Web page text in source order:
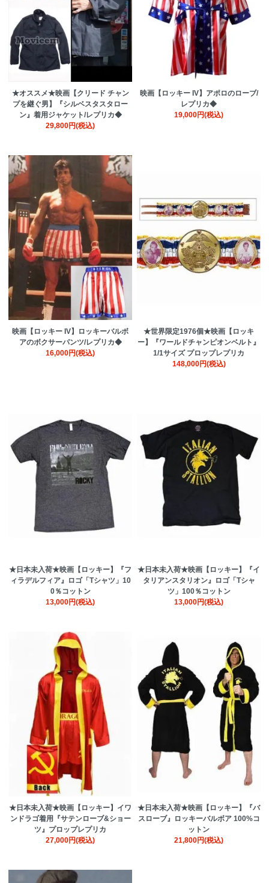
★オススメ★映画【クリード チャン
プを継ぐ男】『シルベスタスタロー
ン』着用ジャケット/レプリカ◆
29,800円(税込)
映画【ロッキー IV】アポロのローブ/
レプリカ◆
19,000円(税込)
映画【ロッキー IV】ロッキーバルボ
アのボクサーパンツ/レプリカ◆
16,000円(税込)
★世界限定1976個★映画【ロッキ
ー】『ワールドチャンピオンベルト』
1/1サイズ プロップレプリカ
148,000円(税込)
★日本未入荷★映画【ロッキー】『フ
ィラデルフィア』ロゴ「Tシャツ」10
0％コットン
13,000円(税込)
★日本未入荷★映画【ロッキー】『イ
タリアンスタリオン』ロゴ「Tシャ
ツ」100％コットン
13,000円(税込)
★日本未入荷★映画【ロッキー】イワ
ンドラゴ着用『サテンローブ&ショー
ツ』プロップレプリカ
27,000円(税込)
★日本未入荷★映画【ロッキー】『バ
スローブ』ロッキーバルボア 100%コ
ットン
21,800円(税込)